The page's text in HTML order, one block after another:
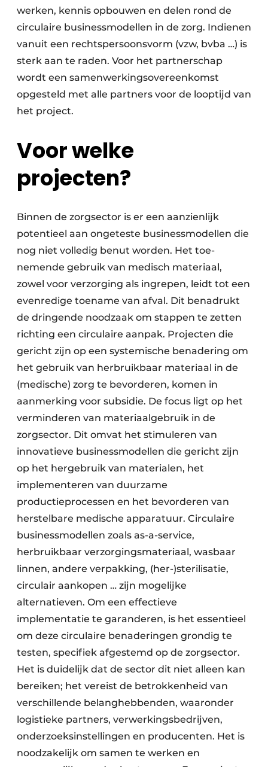
werken, kennis opbouwen en delen rond de
circulaire business­modellen in de zorg. Indienen
vanuit een rechts­persoons­vorm (vzw, bvba …) is
sterk aan te raden. Voor het partnerschap
wordt een samenwerkings­overeenkomst
opgesteld met alle partners voor de looptijd van
het project.
Voor welke
projecten?
Binnen de zorgsector is er een aanzienlijk
potentieel aan ongeteste business­modellen die
nog niet volledig benut worden. Het toe­
nemende gebruik van medisch materiaal,
zowel voor verzorging als ingrepen, leidt tot een
evenredige toe­name van afval. Dit benadrukt
de dringende nood­zaak om stappen te zetten
richting een circulaire aanpak. Projecten die
gericht zijn op een systemische benadering om
het gebruik van herbruik­baar materiaal in de
(medische) zorg te bevorderen, komen in
aanmerking voor subsidie. De focus ligt op het
verminderen van materiaalgebruik in de
zorgsector. Dit omvat het stimuleren van
innovatieve businessmodellen die gericht zijn
op het hergebruik van materialen, het
implementeren van duurzame
productieprocessen en het bevor­deren van
herstelbare medische apparatuur. Circulaire
businessmodellen zoals as-a-service,
herbruikbaar verzorgingsmateriaal, wasbaar
linnen, andere verpakking, (her-)sterilisatie,
circu­lair aankopen … zijn mogelijke
alternatieven. Om een effectieve
implementatie te garanderen, is het essentieel
om deze circulaire benaderingen grondig te
testen, specifiek afgestemd op de zorgsector.
Het is duidelijk dat de sector dit niet alleen kan
bereiken; het vereist de betrokkenheid van
verschillende belang­hebbenden, waar­onder
logis­tieke part­ners, verwerkings­bedrijven,
onder­zoeks­instellingen en produ­centen. Het is
nood­zakelijk om samen te werken en